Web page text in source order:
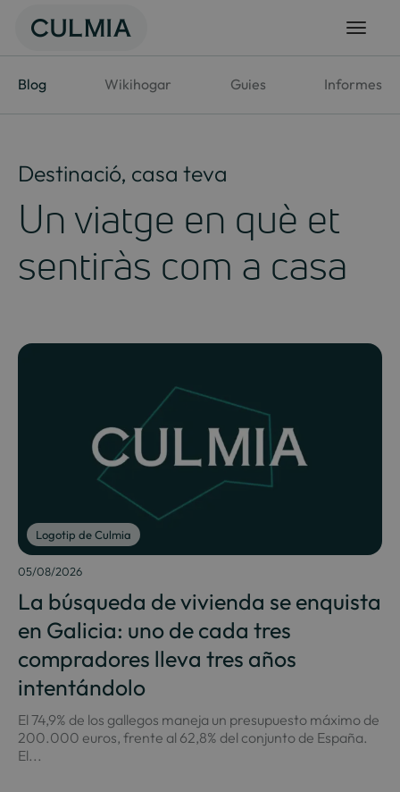
contingut
Blog Wikihogar Guies Informes
Destinació, casa teva
Un viatge en què et
sentiràs com a casa
Logotip de Culmia
05/08/2026
La búsqueda de vivienda se enquista
en Galicia: uno de cada tres
compradores lleva tres años
intentándolo
El 74,9% de los gallegos maneja un presupuesto máximo de
200.000 euros, frente al 62,8% del conjunto de España.
El...